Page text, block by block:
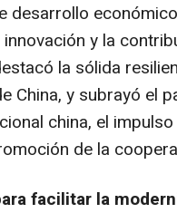
desarrollo
y la
la sólida
China, y subrayó el
china, el
de la
facilitar la